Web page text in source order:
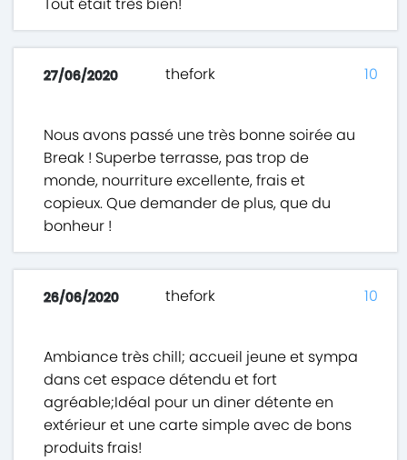
Tout était très bien!
27/06/2020 thefork
Nous avons passé une très bonne soirée au
Break ! Superbe terrasse, pas trop de
monde, nourriture excellente, frais et
copieux. Que demander de plus, que du
bonheur !
10
26/06/2020 thefork
Ambiance très chill; accueil jeune et sympa
dans cet espace détendu et fort
agréable;Idéal pour un diner détente en
extérieur et une carte simple avec de bons
produits frais!
10